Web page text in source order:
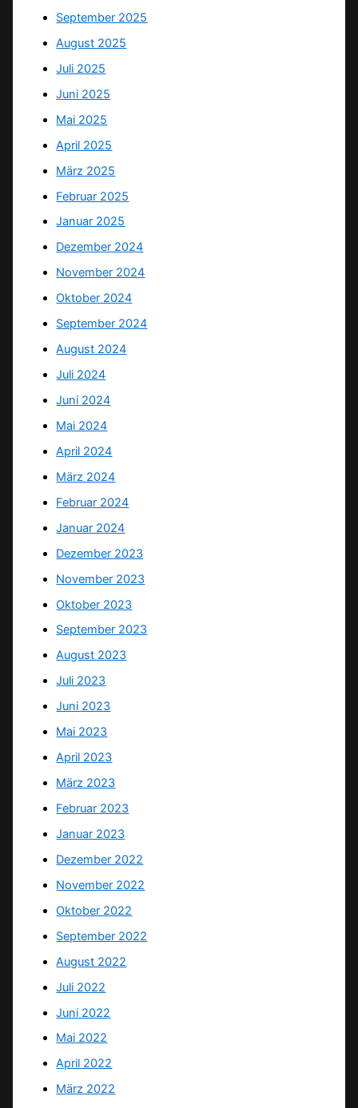
September 2025
August 2025
Juli 2025
Juni 2025
Mai 2025
April 2025
März 2025
Februar 2025
Januar 2025
Dezember 2024
November 2024
Oktober 2024
September 2024
August 2024
Juli 2024
Juni 2024
Mai 2024
April 2024
März 2024
Februar 2024
Januar 2024
Dezember 2023
November 2023
Oktober 2023
September 2023
August 2023
Juli 2023
Juni 2023
Mai 2023
April 2023
März 2023
Februar 2023
Januar 2023
Dezember 2022
November 2022
Oktober 2022
September 2022
August 2022
Juli 2022
Juni 2022
Mai 2022
April 2022
März 2022